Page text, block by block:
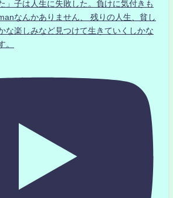
」子は人生に失敗した。負けに気付きも
なんかありません、 残りの人生、貧し
な楽しみなど見つけて生きていくしかな
。